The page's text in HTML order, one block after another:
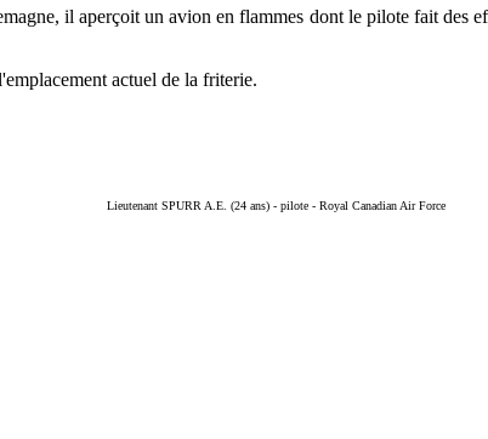
il aperçoit un avion en flammes dont le pilote fait des
actuel de la friterie.
Lieutenant SPURR A.E. (24 ans) - pilote - Royal Canadian Air Force